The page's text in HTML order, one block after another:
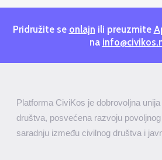
Pridružite se onlajn ili preuzmite
na
Platforma CiviKos je dobrovoljna
društva, posvećena razvoju
saradnju između civilnog društva i